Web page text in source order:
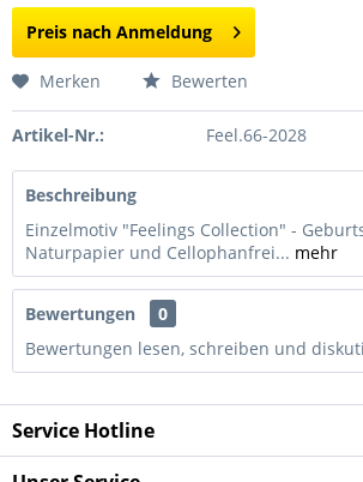
Preis nach Anmeldung
Merken Bewerten
Artikel-Nr.: Feel.66-2028
Beschreibung
Einzelmotiv "Feelings Collection" -
Naturpapier und Cellophanfrei... mehr
Bewertungen
0
Bewertungen lesen, schreiben und
Service Hotline